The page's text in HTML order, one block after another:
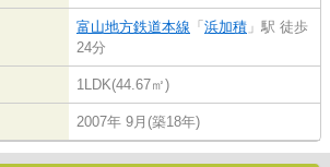
富山地方鉄道本線 「 浜加積 」駅 徒歩
24分
1LDK(44.67㎡)
2007年 9月(築18年)